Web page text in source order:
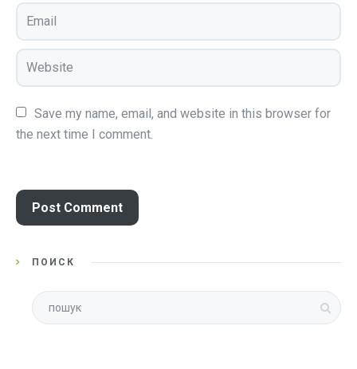
Save my name, email, and website in this browser for
the next time I comment.
ПОИСК